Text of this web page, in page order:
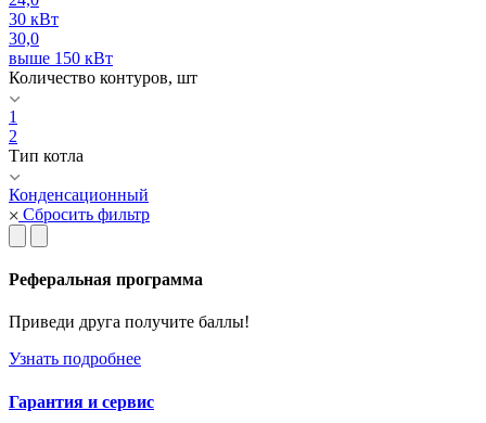
30 кВт
30,0
выше 150 кВт
Количество контуров, шт
1
2
Тип котла
Конденсационный
Сбросить фильтр
Реферальная программа
Приведи друга получите баллы!
Узнать подробнее
Гарантия и сервис